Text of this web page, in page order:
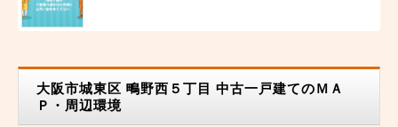
大阪市城東区 鴫野西５丁目 中古一戸建てのＭＡ
Ｐ・周辺環境